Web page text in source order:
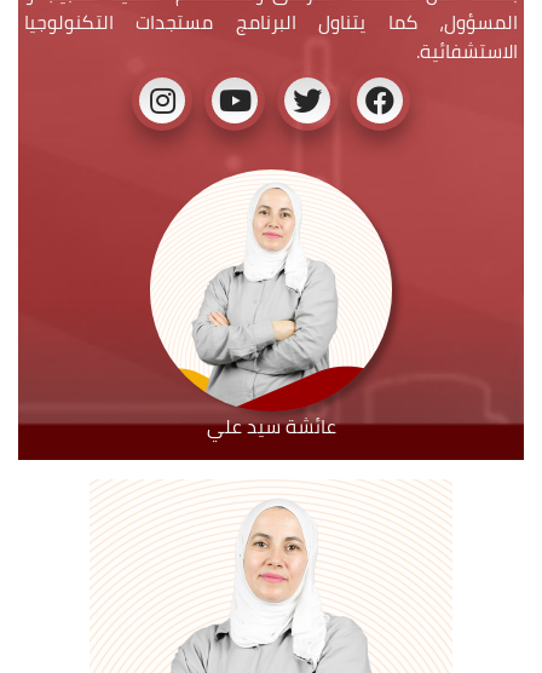
المسؤول، كما يتناول البرنامج مستجدات التكنولوجيا
الاستشفائية.
عائشة سيد علي